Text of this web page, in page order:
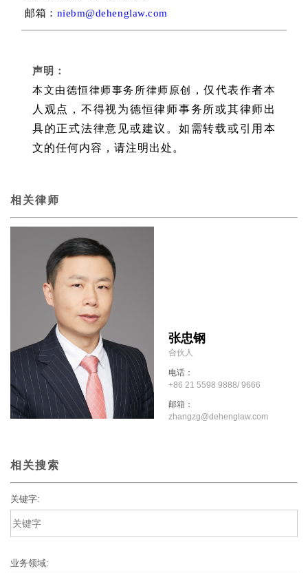
邮箱： niebm@dehenglaw.com
声明：
本文由德恒律师事务所律师原创
，仅代表作者本
人观点，不得视为德恒律师事务所或其律师出
具的正式法律意见或建议。如需转载或引用本
文的任何内容，请注明出处。
相关律师
张忠钢
合伙人
电话：
+86 21 5598 9888/ 9666
邮箱：
zhangzg@dehenglaw.com
相关搜索
关键字:
业务领域: